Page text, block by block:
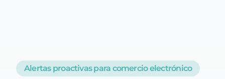
Alertas proactivas para comercio electrónico